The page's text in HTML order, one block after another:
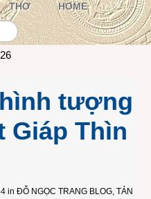
THƠ HOME
tượng
Giáp Thìn
in ĐỖ NGỌC TRANG BLOG, TẢN